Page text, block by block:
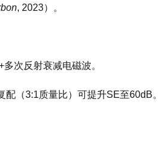
, 2023）。
次反射衰减电磁波。
配（3:1质量比）可提升SE至60dB。